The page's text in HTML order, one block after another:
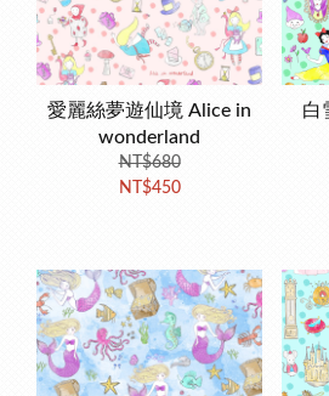
愛麗絲夢遊仙境 Alice in
wonderland
NT$680
NT$450
白